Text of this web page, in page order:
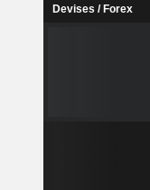
Devises / Forex